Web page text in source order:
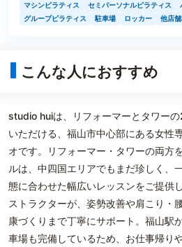
マシンピラティス セミパーソナルピラティス
グループピラティス
駐車場 ロッカー 他店
こんな人におすすめ
studio huiは、リフォーマーとタワー
いただける、福山市中心部にある女性
オです。リフォーマー・タワーの両方
ルは、中四国エリアでもまだ珍しく、
態に合わせた幅広いレッスンをご提供
ストラクターが、姿勢改善や肩こり・
康づくりまで丁寧にサポート。福山駅
車場も完備しているため、お仕事帰り